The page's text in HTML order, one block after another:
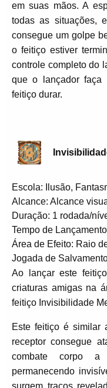
em suas mãos. A
todas as situações,
consegue um golpe
o feitiço estiver
controle completo do
que o lançador faça
feitiço durar.
Escola: Ilusão,
Alcance: Alcance
Duração: 1 rodada/
Tempo de
Área de Efeito: Raio
Jogada de
Ao lançar este
criaturas amigas na
feitiço Invisibilidade
Este feitiço é similar
receptor consegue
combate corpo a
permanecendo
surgem traços